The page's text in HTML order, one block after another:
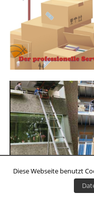
Diese Webseite benutzt